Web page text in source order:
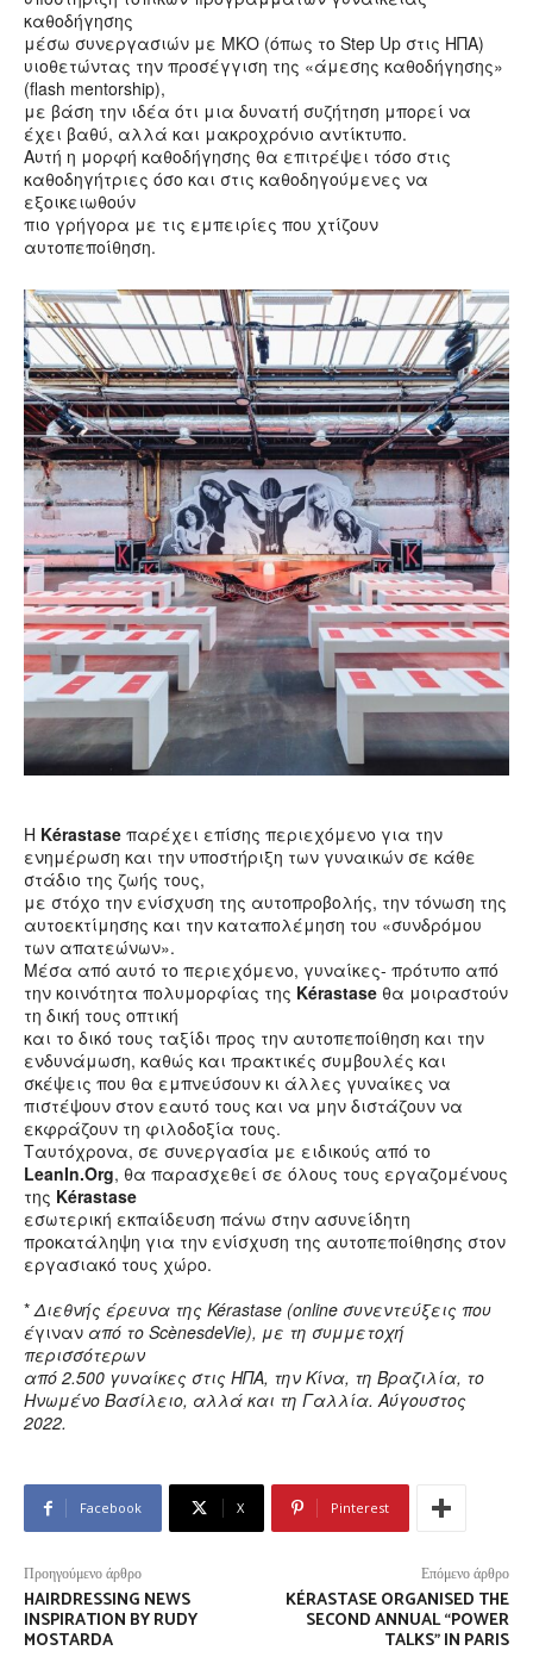
καθοδήγησης
μέσω συνεργασιών με ΜΚΟ (όπως το Step Up στις ΗΠΑ)
υιοθετώντας την προσέγγιση της «άμεσης καθοδήγησης»
(flash mentorship),
με βάση την ιδέα ότι μια δυνατή συζήτηση μπορεί να
έχει βαθύ, αλλά και μακροχρόνιο αντίκτυπο.
Αυτή η μορφή καθοδήγησης θα επιτρέψει τόσο στις
καθοδηγήτριες όσο και στις καθοδηγούμενες να
εξοικειωθούν
πιο γρήγορα με τις εμπειρίες που χτίζουν
αυτοπεποίθηση.
Η Kérastase παρέχει επίσης περιεχόμενο για την
ενημέρωση και την υποστήριξη των γυναικών σε κάθε
στάδιο της ζωής τους,
με στόχο την ενίσχυση της αυτοπροβολής, την τόνωση της
αυτοεκτίμησης και την καταπολέμηση του «συνδρόμου
των απατεώνων».
Μέσα από αυτό το περιεχόμενο, γυναίκες- πρότυπο από
την κοινότητα πολυμορφίας της Kérastase θα μοιραστούν
τη δική τους οπτική
και το δικό τους ταξίδι προς την αυτοπεποίθηση και την
ενδυνάμωση, καθώς και πρακτικές συμβουλές και
σκέψεις που θα εμπνεύσουν κι άλλες γυναίκες να
πιστέψουν στον εαυτό τους και να μην διστάζουν να
εκφράζουν τη φιλοδοξία τους.
Ταυτόχρονα, σε συνεργασία με ειδικούς από το
LeanIn.Org, θα παρασχεθεί σε όλους τους εργαζομένους
της Kérastase
εσωτερική εκπαίδευση πάνω στην ασυνείδητη
προκατάληψη για την ενίσχυση της αυτοπεποίθησης στον
εργασιακό τους χώρο.
*Διεθνής έρευνα της Kérastase (online συνεντεύξεις που
έγιναν από το ScènesdeVie), με τη συμμετοχή
περισσότερων
από 2.500 γυναίκες στις ΗΠΑ, την Κίνα, τη Βραζιλία, το
Ηνωμένο Βασίλειο, αλλά και τη Γαλλία. Αύγουστος
2022.
Facebook X Pinterest
Προηγούμενο άρθρο
HAIRDRESSING NEWS
INSPIRATION BY RUDY
MOSTARDA
Επόμενο άρθρο
KÉRASTASE ORGANISED THE
SECOND ANNUAL “POWER
TALKS” IN PARIS